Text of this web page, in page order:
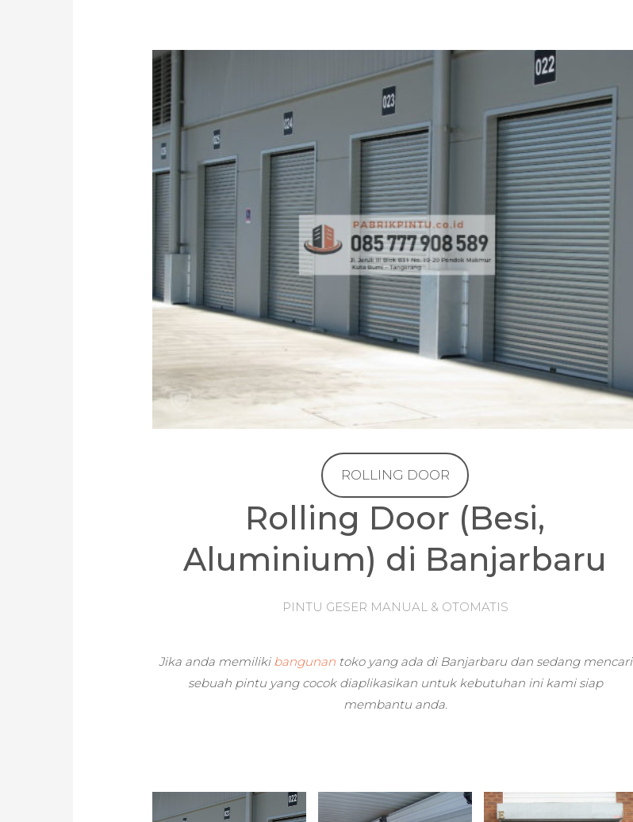
ROLLING DOOR
Rolling Door (Besi,
Aluminium) di Banjarbaru
PINTU GESER MANUAL & OTOMATIS
Jika anda memiliki bangunantoko yang ada di Banjarbaru dan sedang mencari
sebuah pintu yang cocok diaplikasikan untuk kebutuhan ini kami siap
membantu anda.